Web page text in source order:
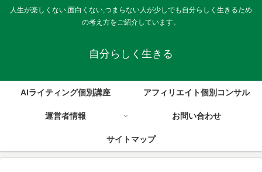
人生が楽しくない,面白くない,つまらない人が少しでも自分らしく生きるため
の考え方をご紹介しています。
自分らしく生きる
AIライティング個別講座 アフィリエイト個別コンサル
運営者情報 お問い合わせ
サイトマップ